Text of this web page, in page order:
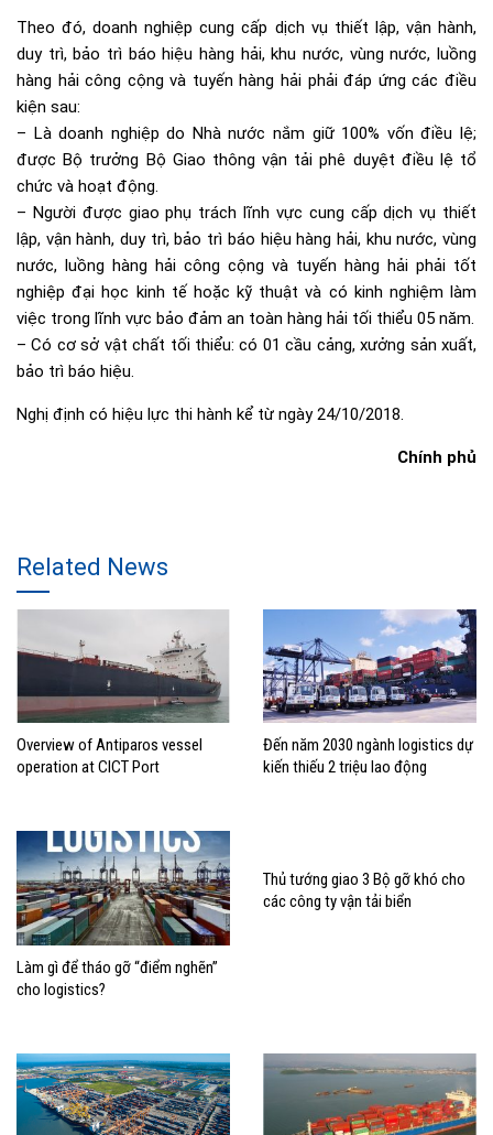
Theo đó, doanh nghiệp cung cấp dịch vụ thiết lập, vận hành,
duy trì, bảo trì báo hiệu hàng hải, khu nước, vùng nước, luồng
hàng hải công cộng và tuyến hàng hải phải đáp ứng các điều
kiện sau:
– Là doanh nghiệp do Nhà nước nắm giữ 100% vốn điều lệ;
được Bộ trưởng Bộ Giao thông vận tải phê duyệt điều lệ tổ
chức và hoạt động.
– Người được giao phụ trách lĩnh vực cung cấp dịch vụ thiết
lập, vận hành, duy trì, bảo trì báo hiệu hàng hải, khu nước, vùng
nước, luồng hàng hải công cộng và tuyến hàng hải phải tốt
nghiệp đại học kinh tế hoặc kỹ thuật và có kinh nghiệm làm
việc trong lĩnh vực bảo đảm an toàn hàng hải tối thiểu 05 năm.
– Có cơ sở vật chất tối thiểu: có 01 cầu cảng, xưởng sản xuất,
bảo trì báo hiệu.
Nghị định có hiệu lực thi hành kể từ ngày 24/10/2018.
Chính phủ
Related News
Overview of Antiparos vessel
operation at CICT Port
Đến năm 2030 ngành logistics dự
kiến thiếu 2 triệu lao động
Làm gì để tháo gỡ “điểm nghẽn”
cho logistics?
Thủ tướng giao 3 Bộ gỡ khó cho
các công ty vận tải biển